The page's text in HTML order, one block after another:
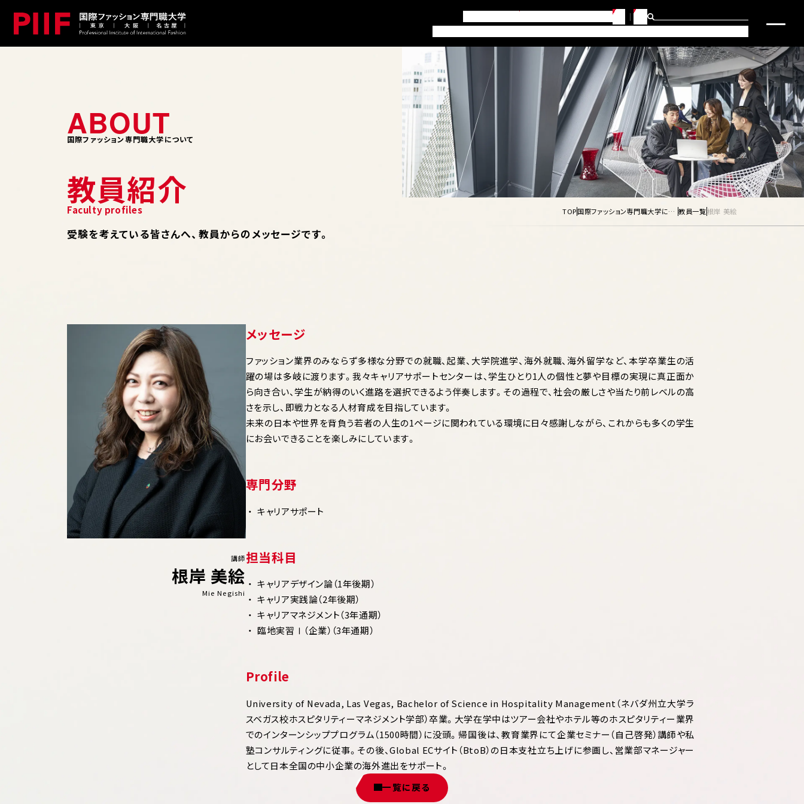
JP EN
国際ファッション専門職大学について
教員紹介
受験を考えている皆さんへ、教員からのメッセージです。
TOP 国際ファッション専門職大学について 教員一覧根岸 美絵
講師
根岸 美絵
Mie Negishi
メッセージ
ファッション業界のみならず多様な分野での就職、起業、大学院進学、海外就職、海外留学など、本学卒業生の活
躍の場は多岐に渡ります。我々キャリアサポートセンターは、学生ひとり1人の個性と夢や目標の実現に真正面か
ら向き合い、学生が納得のいく進路を選択できるよう伴奏します。その過程で、社会の厳しさや当たり前レベルの高
さを示し、即戦力となる人材育成を目指しています。
未来の日本や世界を背負う若者の人生の1ページに関われている環境に日々感謝しながら、これからも多くの学生
にお会いできることを楽しみにしています。
専門分野
キャリアサポート
担当科目
キャリアデザイン論（1年後期）
キャリア実践論（2年後期）
キャリアマネジメント（3年通期）
臨地実習Ⅰ（企業）（3年通期）
Profile
University of Nevada, Las Vegas, Bachelor of Science in Hospitality Management（ネバダ州立大学ラ
スベガス校ホスピタリティーマネジメント学部）卒業。大学在学中はツアー会社やホテル等のホスピタリティー業界
でのインターンシッププログラム（1500時間）に没頭。帰国後は、教育業界にて企業セミナー（自己啓発）講師や私
塾コンサルティングに従事。その後、Global ECサイト（BtoB）の日本支社立ち上げに参画し、営業部マネージャー
として日本全国の中小企業の海外進出をサポート。
一覧に戻る